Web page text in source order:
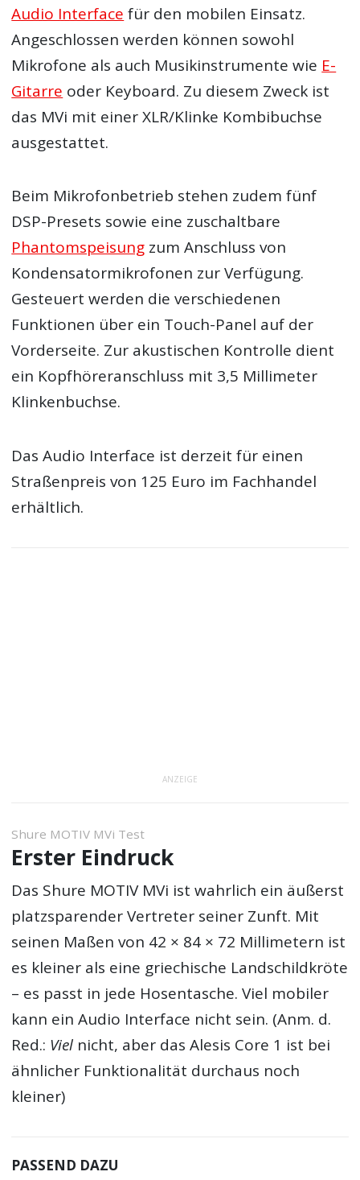
Audio Interface für den mobilen Einsatz.
Angeschlossen werden können sowohl
Mikrofone als auch Musikinstrumente wie E-
Gitarre oder Keyboard. Zu diesem Zweck ist
das MVi mit einer XLR/Klinke Kombibuchse
ausgestattet.
Beim Mikrofonbetrieb stehen zudem fünf
DSP-Presets sowie eine zuschaltbare
Phantomspeisung zum Anschluss von
Kondensatormikrofonen zur Verfügung.
Gesteuert werden die verschiedenen
Funktionen über ein Touch-Panel auf der
Vorderseite. Zur akustischen Kontrolle dient
ein Kopfhöreranschluss mit 3,5 Millimeter
Klinkenbuchse.
Das Audio Interface ist derzeit für einen
Straßenpreis von 125 Euro im Fachhandel
erhältlich.
ANZEIGE
Shure MOTIV MVi Test
Erster Eindruck
Das Shure MOTIV MVi ist wahrlich ein äußerst
platzsparender Vertreter seiner Zunft. Mit
seinen Maßen von 42 × 84 × 72 Millimetern ist
es kleiner als eine griechische Landschildkröte
– es passt in jede Hosentasche. Viel mobiler
kann ein Audio Interface nicht sein. (Anm. d.
Red.: Viel nicht, aber das Alesis Core 1 ist bei
ähnlicher Funktionalität durchaus noch
kleiner)
PASSEND DAZU